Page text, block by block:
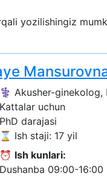
yozilishingiz
⚕️ Akusher-ginekolog,
Kattalar uchun
PhD darajasi
⌛ Ish staji: 17 yil
⏰ Ish kunlari:
Dushanba 09:00-16:00